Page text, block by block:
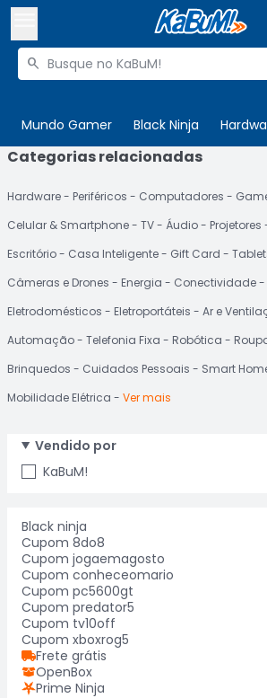
Buscar produtos

Mundo Gamer Black Ninja
Olá. Acesse sua conta
 Departamentos
Cupons
Mais Vendidos
ENTRE
CADASTRE-SE
Categorias relacionadas
Hardware Periféricos Computadores
Celular & Smartphone
TV Áudio Projetores
Escritório
Casa Inteligente Gift Card
Câmeras e Drones
Energia Conectividade
Eletrodomésticos
Eletroportáteis Ar e
Automação
Telefonia Fixa Robótica
Brinquedos
Cuidados Pessoais
Smart
Mobilidade Elétrica
Ver mais
Vendido por
KaBuM!
Black ninja
Cupom 8do8
Cupom jogaemagosto
Cupom conheceomario
Cupom pc5600gt
Cupom predator5
Cupom tv10off
Cupom xboxrog5
Frete grátis
OpenBox
Prime Ninja